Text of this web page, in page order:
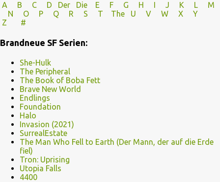
A
B C D Der Die E F G H I J K L
M
N
O P Q R S T The U V
W X Y
Z
#
Brandneue SF Serien:
She-Hulk
The Peripheral
The Book of Boba Fett
Brave New World
Endlings
Foundation
Halo
Invasion (2021)
SurrealEstate
The Man Who Fell to Earth (Der Mann, der auf die Erde
fiel)
Tron: Uprising
Utopia Falls
4400